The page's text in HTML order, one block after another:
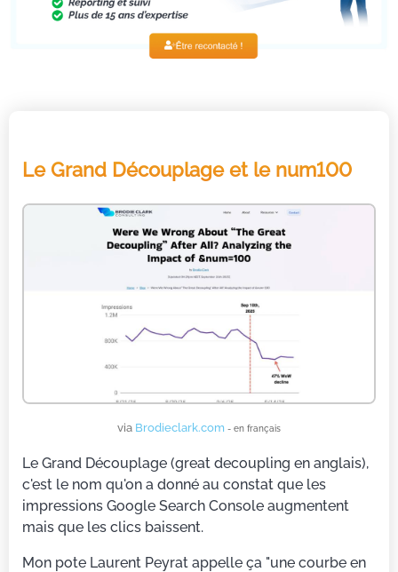
Le Grand Découplage et le num100
via Brodieclark.com - en français
Le Grand Découplage (great decoupling en anglais),
c'est le nom qu'on a donné au constat que les
impressions Google Search Console augmentent
mais que les clics baissent.
Mon pote Laurent Peyrat appelle ça "une courbe en